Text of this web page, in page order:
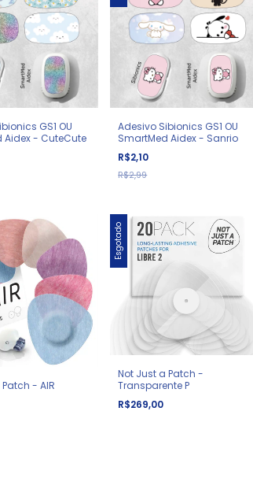
GS1 OU
Aidex - CuteCute
Adesivo Sibionics GS1 OU
SmartMed Aidex - Sanrio
R$2,10
R$2,99
- AIR
Esgotado
Not Just a Patch -
Transparente P
R$269,00